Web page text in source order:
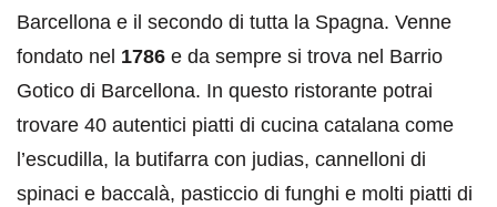
Barcellona e il secondo di tutta la Spagna. Venne
fondato nel 1786 e da sempre si trova nel Barrio
Gotico di Barcellona. In questo ristorante potrai
trovare 40 autentici piatti di cucina catalana come
l’escudilla, la butifarra con judias, cannelloni di
spinaci e baccalà, pasticcio di funghi e molti piatti di